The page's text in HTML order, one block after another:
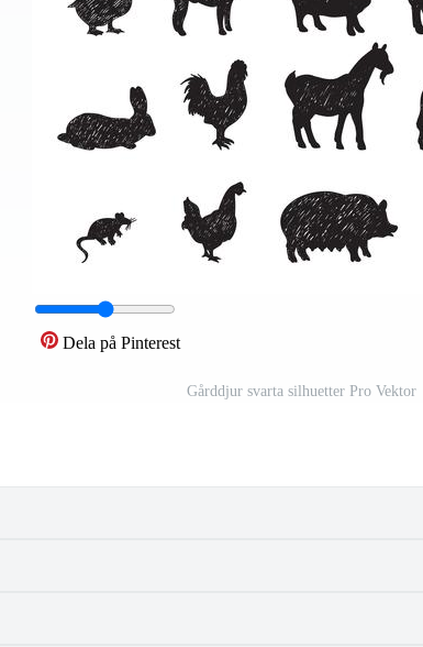
Dela på Pinterest
Gårddjur svarta silhuetter Pro Vektor